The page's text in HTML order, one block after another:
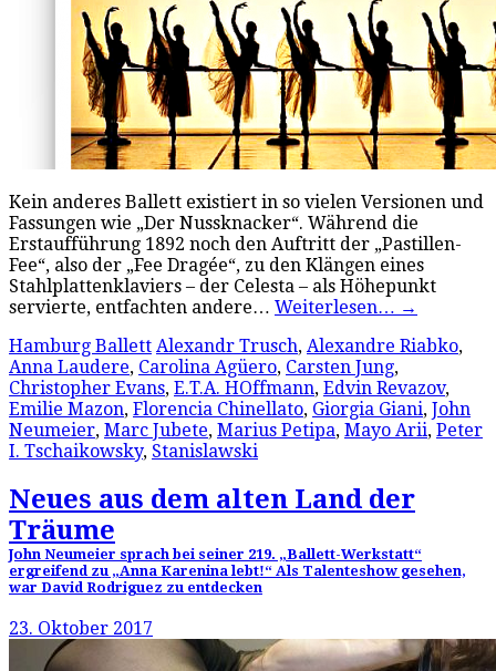
Kein anderes Ballett existiert in so vielen Versionen und
Fassungen wie „Der Nussknacker“. Während die
Erstaufführung 1892 noch den Auftritt der „Pastillen-
Fee“, also der „Fee Dragée“, zu den Klängen eines
Stahlplattenklaviers – der Celesta – als Höhepunkt
servierte, entfachten andere… Weiterlesen… →
Hamburg Ballett Alexandr Trusch, Alexandre Riabko,
Anna Laudere, Carolina Agüero, Carsten Jung,
Christopher Evans, E.T.A. HOffmann, Edvin Revazov,
Emilie Mazon, Florencia Chinellato, Giorgia Giani, John
Neumeier, Marc Jubete, Marius Petipa, Mayo Arii, Peter
I. Tschaikowsky, Stanislawski
Neues aus dem alten Land der
Träume
John Neumeier sprach bei seiner 219. „Ballett-Werkstatt“
ergreifend zu „Anna Karenina lebt!“ Als Talenteshow gesehen,
war David Rodriguez zu entdecken
23. Oktober 2017